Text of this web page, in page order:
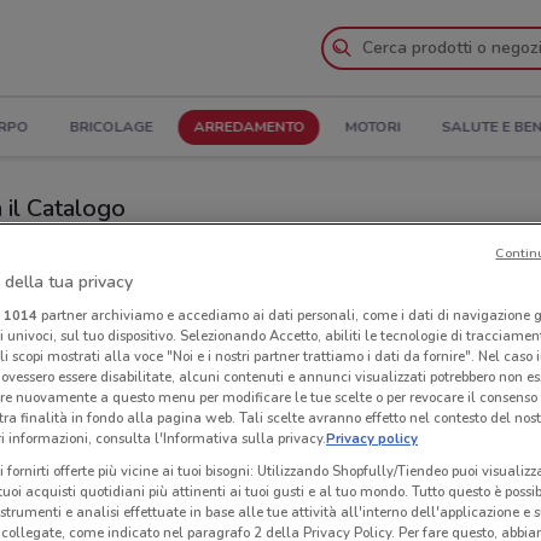
BRICOLAGE ARREDAMENTO MOTORI SALUTE E
Catalogo
della tua privacy
1014partner archiviamo e accediamo ai dati personali, come i dati di navigazione
sul tuo dispositivo. Selezionando Accetto, abiliti le tecnologie di
scopi mostrati alla voce "Noi e i nostri partner trattiamo i dati da fornire". Nel caso
essere disabilitate, alcuni contenuti e annunci visualizzati potrebbero non
nuovamente a questo menu per modificare le tue scelte o per revocare il
finalità in fondo alla pagina web. Tali scelte avranno effetto nel contesto del
informazioni, consulta l'Informativa sulla privacy.Privacy policy
fornirti offerte più vicine ai tuoi bisogni: Utilizzando Shopfully/Tiendeo puoi
acquisti quotidiani più attinenti ai tuoi gusti e al tuo mondo. Tutto questo è
e analisi effettuate in base alle tue attività all'interno dell'applicazione e
come indicato nel paragrafo 2 della Privacy Policy. Per fare questo,